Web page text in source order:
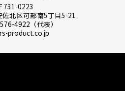
731-0223
北区可部南5丁目5-21
4922（代表）
product.co.jp